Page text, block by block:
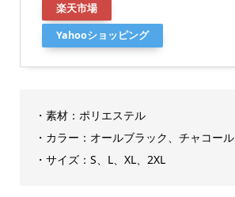
楽天市場
Yahooショッピング
・素材：ポリエステル
・カラー：オールブラック、チャコール
・サイズ：S、L、XL、2XL